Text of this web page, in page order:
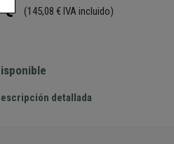
€ (145,08 € IVA incluido)
detallada